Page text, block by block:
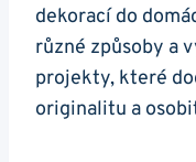
dekorací do⁤
různé způsoby a
projekty, které
originalitu a